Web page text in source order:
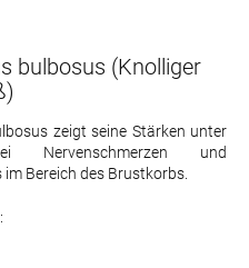
bulbosus (Knolliger
zeigt seine Stärken unter
Nervenschmerzen und
Bereich des Brustkorbs.